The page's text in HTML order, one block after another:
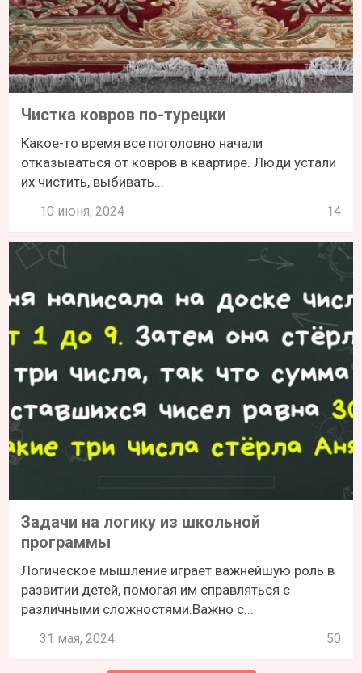
Чистка ковров по-турецки
Какое-то время все поголовно начали
отказываться от ковров в квартире. Люди устали
их чистить, выбивать...
10 июня, 2024 14
Задачи на логику из школьной
программы
Логическое мышление играет важнейшую роль в
развитии детей, помогая им справляться с
различными сложностями.Важно с...
31 мая, 2024 50